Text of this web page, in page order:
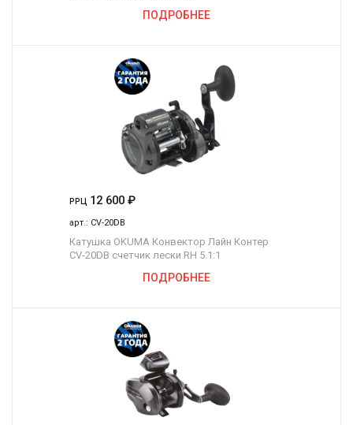
ПОДРОБНЕЕ
РРЦ 12 600 ₽
арт.: CV-20DB
Катушка OKUMA Конвектор Лайн Контер
CV-20DB счетчик лески RH 5.1:1
ПОДРОБНЕЕ